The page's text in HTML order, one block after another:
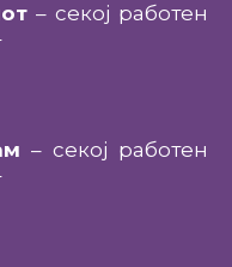
– секој работен
– секој работен